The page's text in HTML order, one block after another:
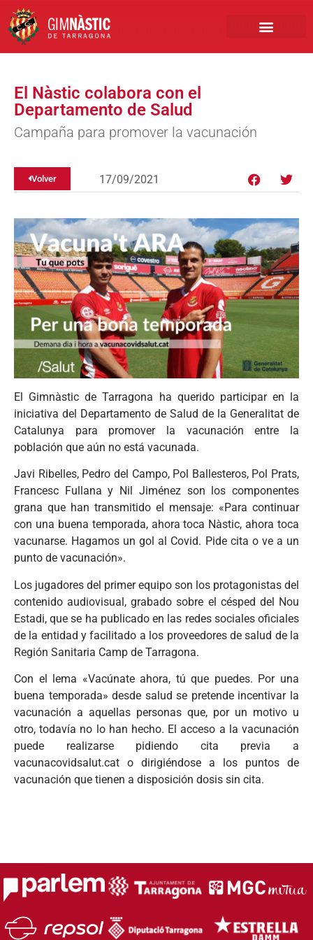
El Nàstic colabora con el
Departamento de Salud
Campaña para promover la vacunación
Volver 17/09/2021
El Gimnàstic de Tarragona ha querido participar en la
iniciativa del Departamento de Salud de la Generalitat de
Catalunya para promover la vacunación entre la
población que aún no está vacunada.
Javi Ribelles, Pedro del Campo, Pol Ballesteros, Pol Prats,
Francesc Fullana y Nil Jiménez son los componentes
grana que han transmitido el mensaje: «Para continuar
con una buena temporada, ahora toca Nàstic, ahora toca
vacunarse. Hagamos un gol al Covid. Pide cita o ve a un
punto de vacunación».
Los jugadores del primer equipo son los protagonistas del
contenido audiovisual, grabado sobre el césped del Nou
Estadi, que se ha publicado en las redes sociales oficiales
de la entidad y facilitado a los proveedores de salud de la
Región Sanitaria Camp de Tarragona.
Con el lema «Vacúnate ahora, tú que puedes. Por una
buena temporada» desde salud se pretende incentivar la
vacunación a aquellas personas que, por un motivo u
otro, todavía no lo han hecho. El acceso a la vacunación
puede realizarse pidiendo cita previa a
vacunacovidsalut.cat o dirigiéndose a los puntos de
vacunación que tienen a disposición dosis sin cita.